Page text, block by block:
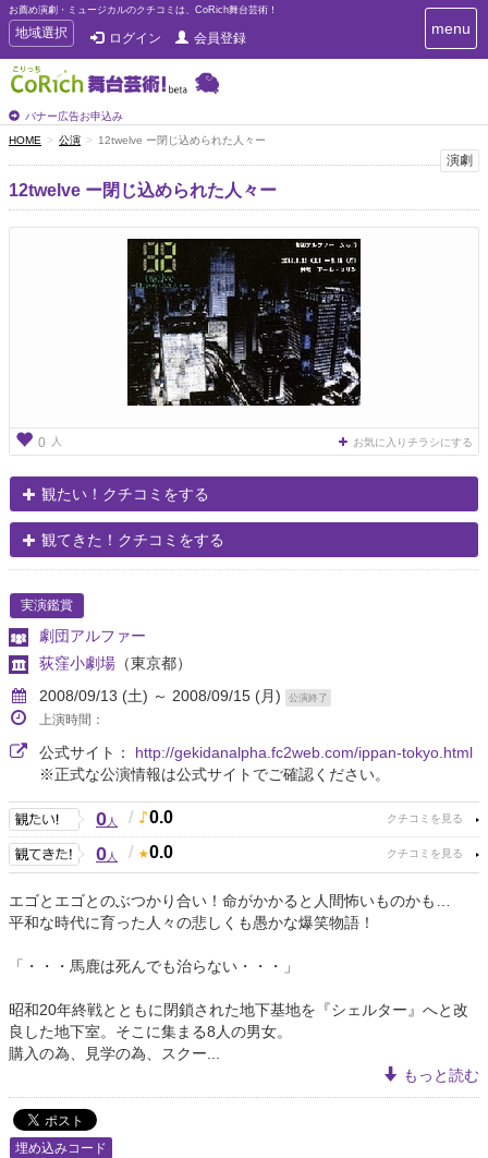
お薦め演劇・ミュージカルのクチコミは、CoRich舞台芸術！
T
o
g
g
e
n
a
v
i
地域選択 ログイン 会員登録
バナー広告お申込み
T
o
i
menu
HOME 公演 12twelve ー閉じ込められた人々ー
演劇
12twelve ー閉じ込められた人々ー
0 人 お気に入りチラシにする
観たい！クチコミをする
観てきた！クチコミをする
実演鑑賞
劇団アルファー
荻窪小劇場 （東京都）
2008/09/13 (土) ～ 2008/09/15 (月)
公演終了
上演時間：
公式サイト： http://gekidanalpha.fc2web.com/ippan-tokyo.html
※正式な公演情報は公式サイトでご確認ください。
0人 / 0.0
0人 / 0.0
エゴとエゴとのぶつかり合い！命がかかると人間怖いものかも…
平和な時代に育った人々の悲しくも愚かな爆笑物語！
「・・・馬鹿は死んでも治らない・・・」
昭和20年終戦とともに閉鎖された地下基地を『シェルター』へと改
良した地下室。そこに集まる8人の男女。
購入の為、見学の為、スクー...
もっと読む
埋め込みコード